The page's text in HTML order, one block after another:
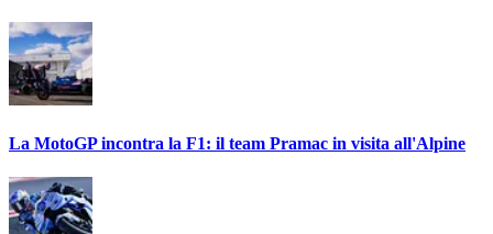
La MotoGP incontra la F1: il team Pramac in visita all'Alpine